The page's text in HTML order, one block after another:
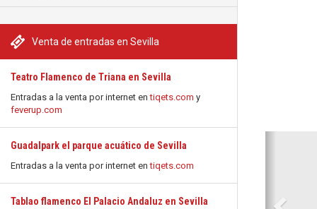
Venta de entradas en Sevilla
Teatro Flamenco de Triana en Sevilla
Entradas a la venta por internet entiqets.com y
feverup.com
Guadalpark el parque acuático de Sevilla
Entradas a la venta por internet entiqets.com
Tablao flamenco El Palacio Andaluz en Sevilla